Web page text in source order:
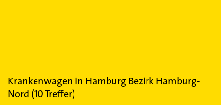
Krankenwagen in Hamburg Bezirk Hamburg-
Nord (10Treffer)